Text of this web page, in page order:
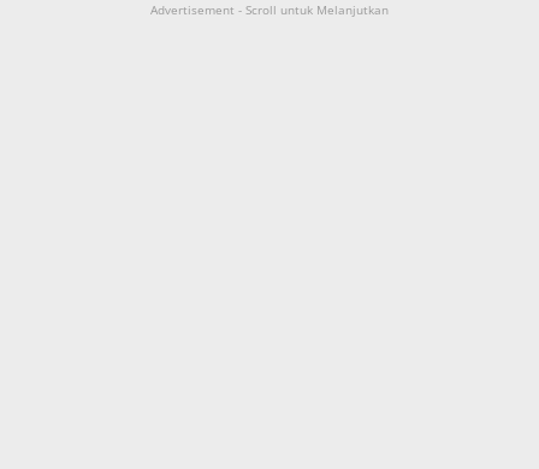
Advertisement - Scroll untuk Melanjutkan